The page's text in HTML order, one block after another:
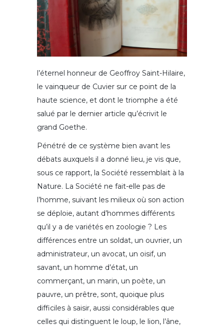
l’éternel honneur de Geoffroy Saint-Hilaire,
le vainqueur de Cuvier sur ce point de la
haute science, et dont le triomphe a été
salué par le dernier article qu’écrivit le
grand Goethe.
Pénétré de ce système bien avant les
débats auxquels il a donné lieu, je vis que,
sous ce rapport, la Société ressemblait à la
Nature. La Société ne fait-elle pas de
l’homme, suivant les milieux où son action
se déploie, autant d’hommes différents
qu’il y a de variétés en zoologie ? Les
différences entre un soldat, un ouvrier, un
administrateur, un avocat, un oisif, un
savant, un homme d’état, un
commerçant, un marin, un poète, un
pauvre, un prêtre, sont, quoique plus
difficiles à saisir, aussi considérables que
celles qui distinguent le loup, le lion, l’âne,